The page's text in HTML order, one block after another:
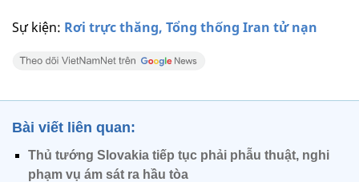
Sự kiện: Rơi trực thăng, Tổng thống Iran tử nạn
Bài viết liên quan:
Thủ tướng Slovakia tiếp tục phải phẫu thuật, nghi
phạm vụ ám sát ra hầu tòa